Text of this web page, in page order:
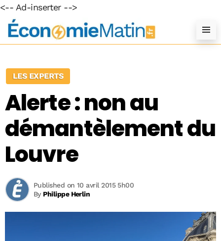
<-- Ad-inserter -->
LES EXPERTS
Alerte : non au
démantèlement du
Louvre
By Philippe Herlin
Published on 10 avril 2015 5h00